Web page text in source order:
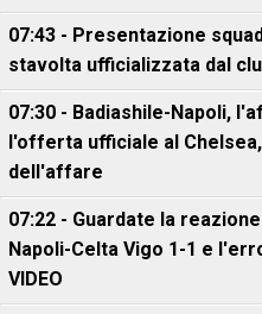
07:43 - Presentazione
stavolta ufficializzata dal
07:30 - Badiashile-Napoli,
l'offerta ufficiale al
dell'affare
07:22 - Guardate la
Napoli-Celta Vigo 1-1 e
VIDEO